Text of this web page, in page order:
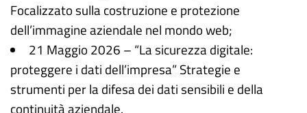
Focalizzato sulla costruzione e protezione
dell’immagine aziendale nel mondo web;
21 Maggio 2026 – “La sicurezza digitale:
proteggere i dati dell’impresa” Strategie e
strumenti per la difesa dei dati sensibili e della
continuità aziendale.